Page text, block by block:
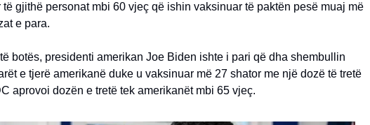
të gjithë personat mbi 60 vjeç që ishin vaksinuar të paktën pesë muaj më
e para.
botës, presidenti amerikan Joe Biden ishte i pari që dha shembullin
e tjerë amerikanë duke u vaksinuar më 27 shator me një dozë të tretë
aprovoi dozën e tretë tek amerikanët mbi 65 vjeç.